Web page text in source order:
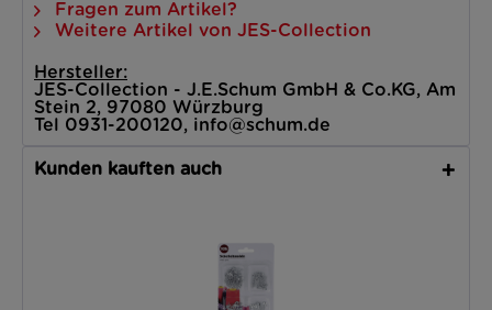
Fragen zum Artikel?
Weitere Artikel von JES-Collection
Hersteller:
JES-Collection - J.E.Schum GmbH & Co.KG, Am
Stein 2, 97080 Würzburg
Tel 0931-200120, info@schum.de
Kunden kauften auch